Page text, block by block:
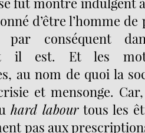
d’être l’homme de
conséquent
il est. Et les
au nom de quoi la
et mensonge.
hard labourtous les
pas aux